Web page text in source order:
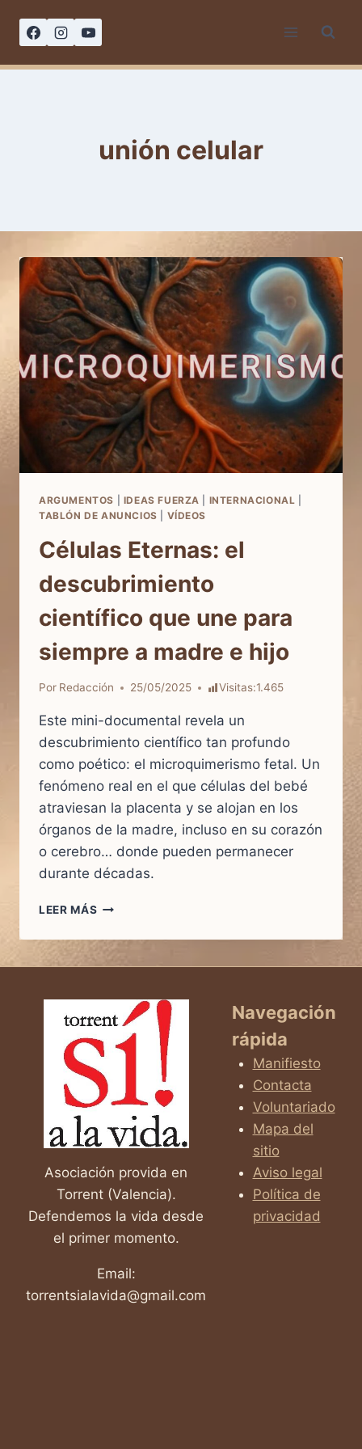
unión celular
ARGUMENTOS IDEAS FUERZA INTERNACIONAL
TABLÓN DE ANUNCIOS
VÍDEOS
Células Eternas: el
descubrimiento
científico que une para
siempre a madre e hijo
Por Redacción 25/05/2025 Visitas:1.465
Este mini-documental revela un
descubrimiento científico tan profundo
como poético: el microquimerismo fetal. Un
fenómeno real en el que células del bebé
atraviesan la placenta y se alojan en los
órganos de la madre, incluso en su corazón
o cerebro… donde pueden permanecer
durante décadas.
LEER MÁS CÉLULAS
EL
DESCUBRIMIENTO
PARA
SIEMPRE
A
MADRE
E
HIJO
Asociación provida en
Torrent (Valencia).
Defendemos la vida desde
el primer momento.
Email:
torrentsialavida@gmail.com
Navegación
rápida
Manifiesto
Contacta
Voluntariado
Mapa del
sitio
Aviso legal
Política de
privacidad